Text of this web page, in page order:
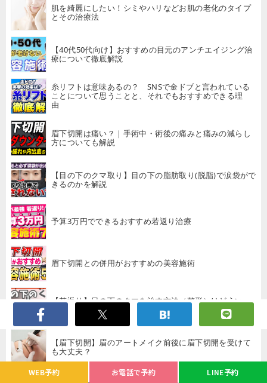
WEB予約 お電話で予約 LINE予約
肌を綺麗にしたい！シミやハリなどお肌の老化のタイプ
とその治療法
【40代50代向け】おすすめの目元のアンチエイジング治
療について徹底解説
糸リフトは意味あるの？ SNSで金ドブと言われている
ことについて思うことと、それでもおすすめできる理
由
眉下切開は痛い？｜手術中・術後の痛みと痛みの減らし
方についても解説
【目の下のクマ取り】目の下の脂肪取り(脱脂)で涙袋がで
きるのかを解説
予算3万円でできるおすすめ若返り治療
眉下切開との併用がおすすめの美容施術
【若返り】目の下のクマを治す方法（整形）はどういっ
た方法（種類）があるの？
【眉下切開】眉のアートメイク前後に眉下切開を受けて
も大丈夫？